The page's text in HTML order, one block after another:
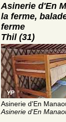
Asinerie d'En
la ferme,
ferme
Thil (31)
Asinerie d'En
Asinerie d'En